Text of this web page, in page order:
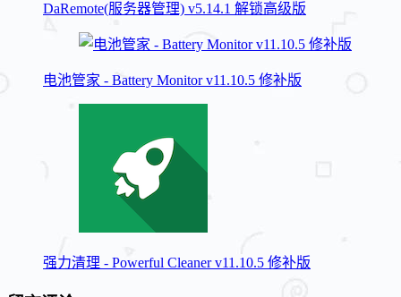
DaRemote(服务器管理) v5.14.1 解锁高级版
电池管家 - Battery Monitor v11.10.5 修补版
强力清理 - Powerful Cleaner v11.10.5 修补版